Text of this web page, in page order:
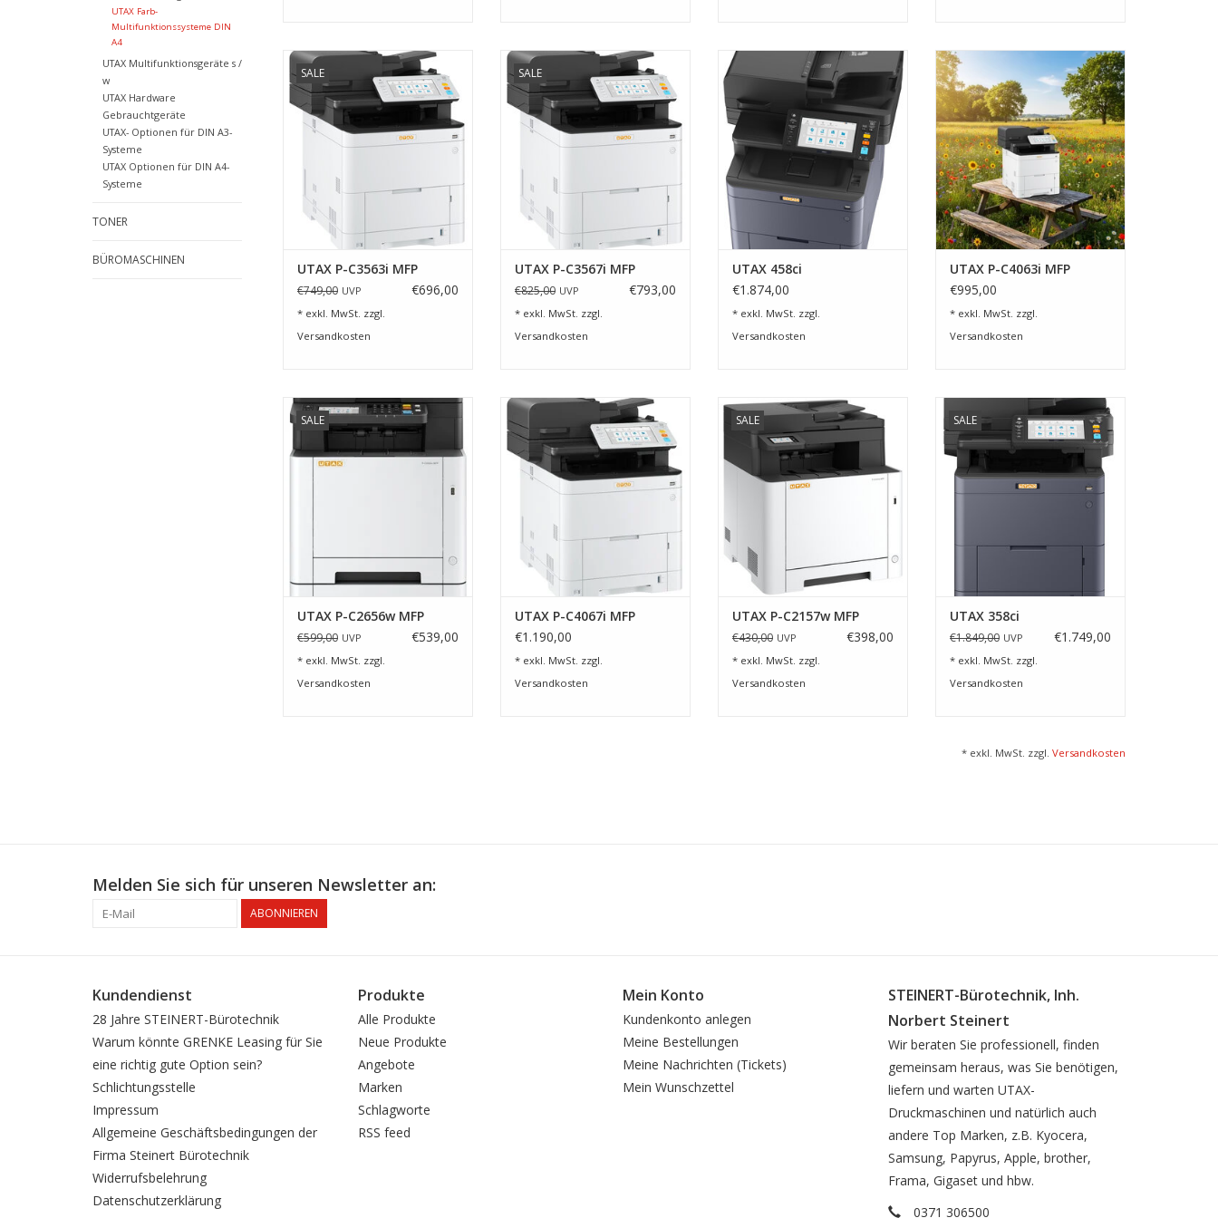
UTAX Farb-
Multifunktionssysteme DIN
A4
UTAX Multifunktionsgeräte s /
w
UTAX Hardware
Gebrauchtgeräte
UTAX- Optionen für DIN A3-
Systeme
UTAX Optionen für DIN A4-
Systeme
TONER
BÜROMASCHINEN
SALE
Kopieren, Drucken, Scannen
Laser Farbe und s/w max. DIN A4
vom Vorlagenglas
ZUM WARENKORB HINZUFÜGEN
UTAX P-C3563i MFP
€749,00 UVP €696,00
* exkl. MwSt. zzgl.
Versandkosten
SALE
Kopieren, Drucken, Scannen und
Faxen, schnell, effizient und
sicher
ZUM WARENKORB HINZUFÜGEN
UTAX P-C3567i MFP
€825,00 UVP €793,00
* exkl. MwSt. zzgl.
Versandkosten
Farbkopierer, Farbscanner,
Farbdrucker, Fax mit 45 DIN A4-
Seiten pro Minute in Farbe u. S/W
ZUM WARENKORB HINZUFÜGEN
UTAX 458ci
€1.874,00
* exkl. MwSt. zzgl.
Versandkosten
ZUM WARENKORB HINZUFÜGEN
UTAX P-C4063i MFP
€995,00
* exkl. MwSt. zzgl.
Versandkosten
SALE
Kinderleicht zu professionellen
Ergebnissen!
ZUM WARENKORB HINZUFÜGEN
UTAX P-C2656w MFP
€599,00 UVP €539,00
* exkl. MwSt. zzgl.
Versandkosten
Farbmultifunktionsgerät P-C4067i
MFP - kopieren, drucken, scanne
und faxen
ZUM WARENKORB HINZUFÜGEN
UTAX P-C4067i MFP
€1.190,00
* exkl. MwSt. zzgl.
Versandkosten
SALE
Hohe Sicherheit,
umweltschonendes Arbeiten
ZUM WARENKORB HINZUFÜGEN
UTAX P-C2157w MFP
€430,00 UVP €398,00
* exkl. MwSt. zzgl.
Versandkosten
SALE
35 DIN A4- Seiten in Farbe und
S/W, bis zu 100 Bildseiten/ Minute
scannen
ZUM WARENKORB HINZUFÜGEN
UTAX 358ci
€1.849,00 UVP €1.749,00
* exkl. MwSt. zzgl.
Versandkosten
* exkl. MwSt. zzgl. Versandkosten
Melden Sie sich für unseren Newsletter an:
ABONNIEREN
Kundendienst
28 Jahre STEINERT-Bürotechnik
Warum könnte GRENKE Leasing für Sie
eine richtig gute Option sein?
Schlichtungsstelle
Impressum
Allgemeine Geschäftsbedingungen der
Firma Steinert Bürotechnik
Widerrufsbelehrung
Datenschutzerklärung
Produkte
Alle Produkte
Neue Produkte
Angebote
Marken
Schlagworte
RSS feed
Mein Konto
Kundenkonto anlegen
Meine Bestellungen
Meine Nachrichten (Tickets)
Mein Wunschzettel
STEINERT-Bürotechnik, Inh.
Norbert Steinert
Wir beraten Sie professionell, finden
gemeinsam heraus, was Sie benötigen,
liefern und warten UTAX-
Druckmaschinen und natürlich auch
andere Top Marken, z.B. Kyocera,
Samsung, Papyrus, Apple, brother,
Frama, Gigaset und hbw.
0371 306500